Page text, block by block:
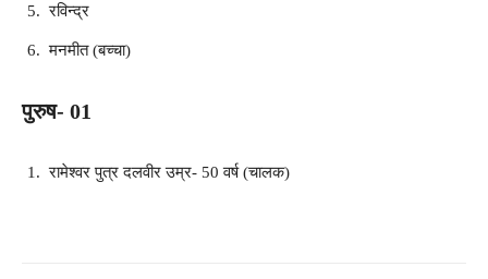
रविन्द्र
मनमीत (बच्चा)
पुरुष- 01
रामेश्वर पुत्र दलवीर उम्र- 50 वर्ष (चालक)